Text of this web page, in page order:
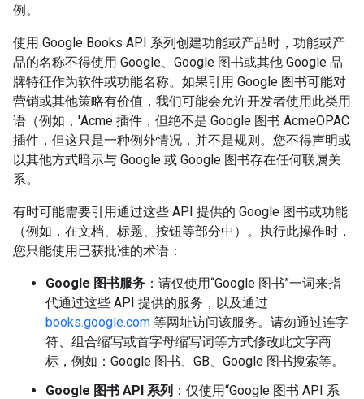
例。
使用 Google Books API 系列创建功能或产品时，功能或产
品的名称不得使用 Google、Google 图书或其他 Google 品
牌特征作为软件或功能名称。如果引用 Google 图书可能对
营销或其他策略有价值，我们可能会允许开发者使用此类用
语（例如，'Acme 插件，但绝不是 Google 图书 AcmeOPAC
插件，但这只是一种例外情况，并不是规则。您不得声明或
以其他方式暗示与 Google 或 Google 图书存在任何联属关
系。
有时可能需要引用通过这些 API 提供的 Google 图书或功能
（例如，在文档、标题、按钮等部分中）。执行此操作时，
您只能使用已获批准的术语：
Google 图书服务 ：请仅使用“Google 图书”一词来指
代通过这些 API 提供的服务，以及通过
books.google.com 等网址访问该服务。请勿通过连字
符、组合缩写或首字母缩写词等方式修改此文字商
标，例如：Google 图书、GB、Google 图书搜索等。
Google 图书 API 系列 ：仅使用“Google 图书 API 系